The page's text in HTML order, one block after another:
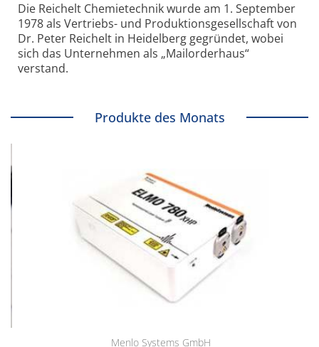
Die Reichelt Chemietechnik wurde am 1. September
1978 als Vertriebs- und Produktionsgesellschaft von
Dr. Peter Reichelt in Heidelberg gegründet, wobei
sich das Unternehmen als „Mailorderhaus“
verstand.
Produkte des Monats
Menlo Systems GmbH